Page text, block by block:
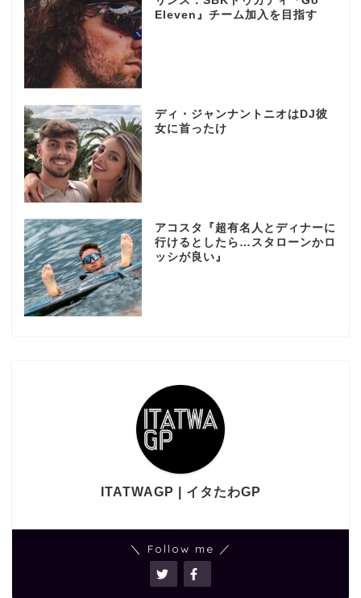
Eleven』チーム加入を目指す
ディ・ジャンナントニオはDJ彼
女に首ったけ
アコスタ『超有名人とディナーに
行けるとしたら…スタローンかロ
ッシが良い』
ITATWAGP | イタたわGP
＼ Follow me ／